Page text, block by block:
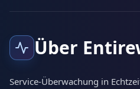
Über
Service-Überwachung in